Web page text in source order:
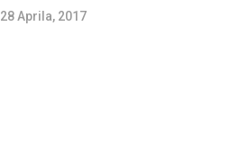
28 Aprila, 2017